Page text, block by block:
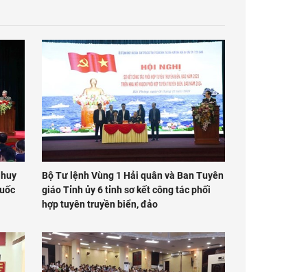
Bộ Tư lệnh Vùng 1 Hải quân và Ban Tuyên
giáo Tỉnh ủy 6 tỉnh sơ kết công tác phối
hợp tuyên truyền biển, đảo